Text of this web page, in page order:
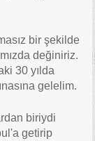
bir şekilde
değiniriz.
30 yılda
gelelim.
biriydi
getirip